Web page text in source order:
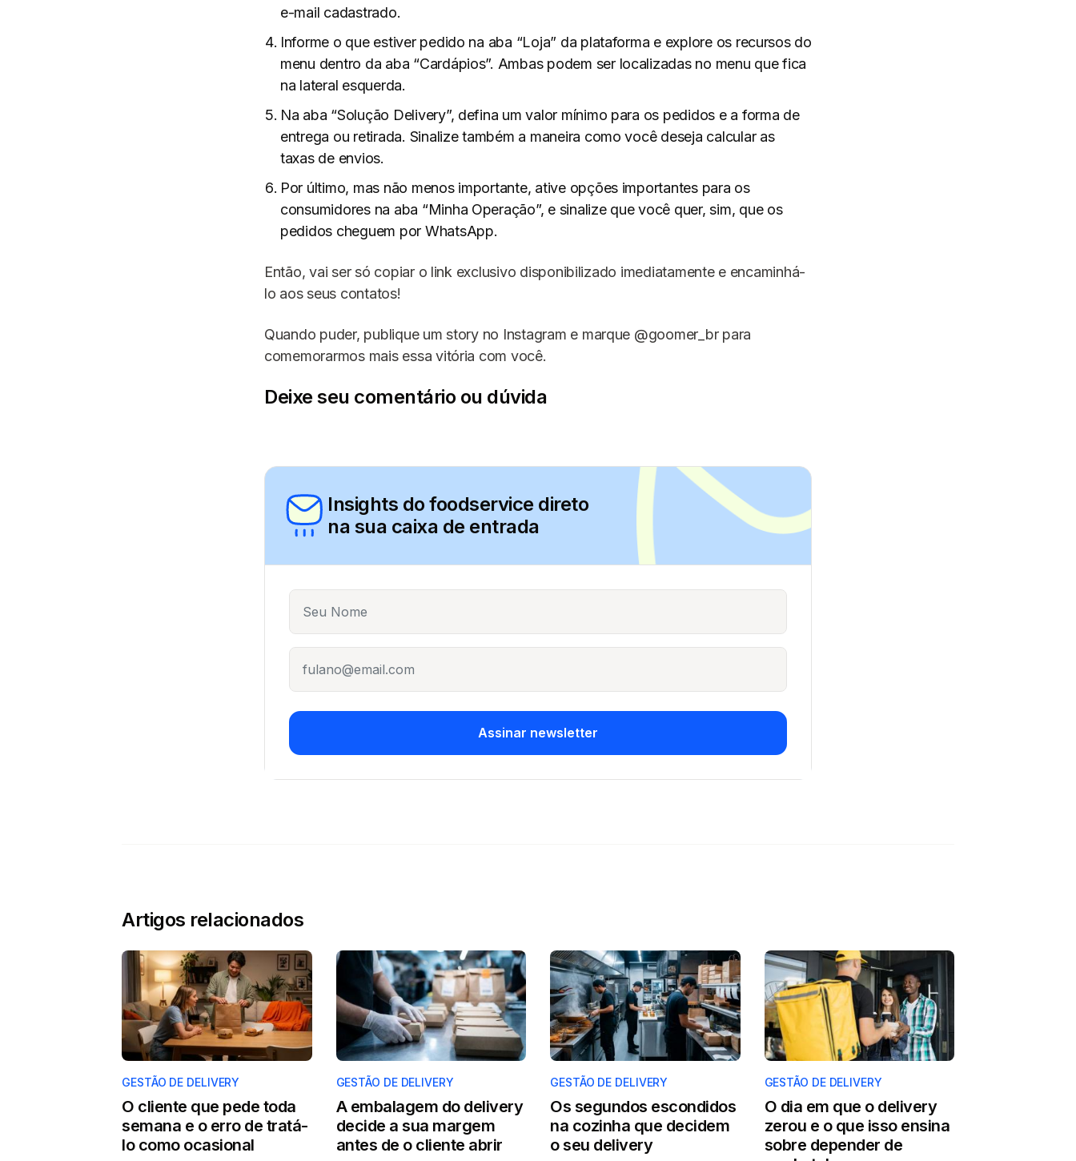
e-mail cadastrado.
Informe o que estiver pedido na aba “Loja” da plataforma e explore os recursos do
menu dentro da aba “Cardápios”. Ambas podem ser localizadas no menu que fica
na lateral esquerda.
Na aba “Solução Delivery”, defina um valor mínimo para os pedidos e a forma de
entrega ou retirada. Sinalize também a maneira como você deseja calcular as
taxas de envios.
Por último, mas não menos importante, ative opções importantes para os
consumidores na aba “Minha Operação”, e sinalize que você quer, sim, que os
pedidos cheguem por WhatsApp.
Então, vai ser só copiar o link exclusivo disponibilizado imediatamente e encaminhá-
lo aos seus contatos!
Quando puder, publique um story no Instagram e marque @goomer_br para
comemorarmos mais essa vitória com você.
Deixe seu comentário ou dúvida
Insights do foodservice direto
na sua caixa de entrada
Assinar newsletter
Artigos relacionados
GESTÃO DE DELIVERY
O cliente que pede toda
semana e o erro de tratá-
lo como ocasional
GESTÃO DE DELIVERY
A embalagem do delivery
decide a sua margem
antes de o cliente abrir
GESTÃO DE DELIVERY
Os segundos escondidos
na cozinha que decidem
o seu delivery
GESTÃO DE DELIVERY
O dia em que o delivery
zerou e o que isso ensina
sobre depender de